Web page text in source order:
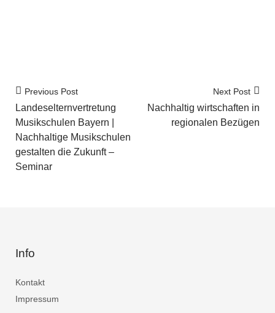
Previous Post
Landeselternvertretung
Musikschulen Bayern |
Nachhaltige Musikschulen
gestalten die Zukunft –
Seminar
Next Post
Nachhaltig wirtschaften in
regionalen Bezügen
Info
Kontakt
Impressum